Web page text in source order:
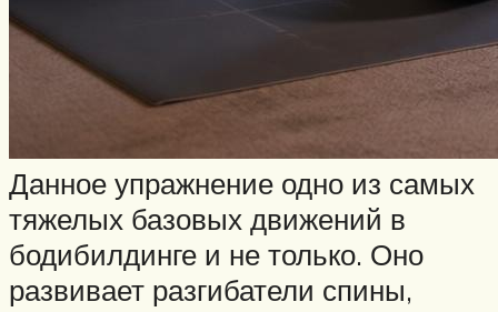
Данное упражнение одно из самых
тяжелых базовых движений в
бодибилдинге и не только. Оно
развивает разгибатели спины,